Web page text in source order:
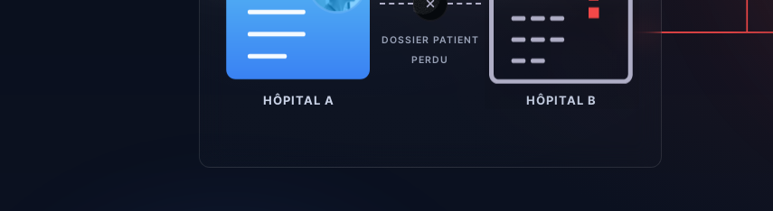
HÔPITAL A
DOSSIER PATIENT
PERDU
HÔPITAL B